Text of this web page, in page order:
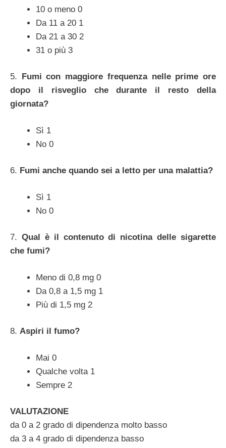
10 o meno 0
Da 11 a 20 1
Da 21 a 30 2
31 o più 3
5. Fumi con maggiore frequenza nelle prime ore
dopo il risveglio che durante il resto della
giornata?
Sì 1
No 0
6. Fumi anche quando sei a letto per una malattia?
Sì 1
No 0
7. Qual è il contenuto di nicotina delle sigarette
che fumi?
Meno di 0,8 mg 0
Da 0,8 a 1,5 mg 1
Più di 1,5 mg 2
8. Aspiri il fumo?
Mai 0
Qualche volta 1
Sempre 2
VALUTAZIONE
da 0 a 2 grado di dipendenza molto basso
da 3 a 4 grado di dipendenza basso